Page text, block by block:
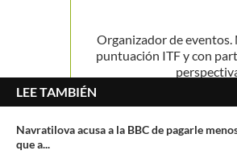
Organizador de eventos.
puntuación ITF y con
LEE TAMBIÉN
Navratilova acusa a la BBC de pagarle
que a...